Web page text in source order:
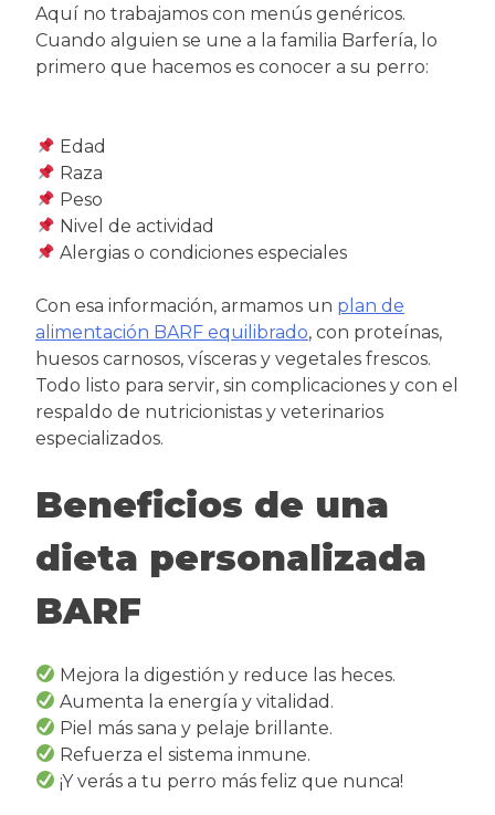
Aquí no trabajamos con menús genéricos.
Cuando alguien se une a la familia Barfería, lo
primero que hacemos es conocer a su perro:
Edad
Raza
Peso
Nivel de actividad
Alergias o condiciones especiales
Con esa información, armamos un plan de
alimentación BARF equilibrado, con proteínas,
huesos carnosos, vísceras y vegetales frescos.
Todo listo para servir, sin complicaciones y con el
respaldo de nutricionistas y veterinarios
especializados.
Beneficios de una
dieta personalizada
BARF
Mejora la digestión y reduce las heces.
Aumenta la energía y vitalidad.
Piel más sana y pelaje brillante.
Refuerza el sistema inmune.
¡Y verás a tu perro más feliz que nunca!